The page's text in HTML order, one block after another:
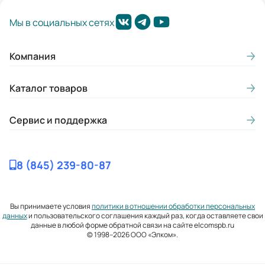
Мы в социальных сетях
Компания
Каталог товаров
Сервис и поддержка
8 (845) 239-80-87
Вы принимаете условияполитики в отношении обработки персональных
данныхи пользовательского соглашения каждый раз, когда оставляете свои
данные в любой форме обратной связи на сайте elcomspb.ru
© 1998–2026 ООО «Элком».